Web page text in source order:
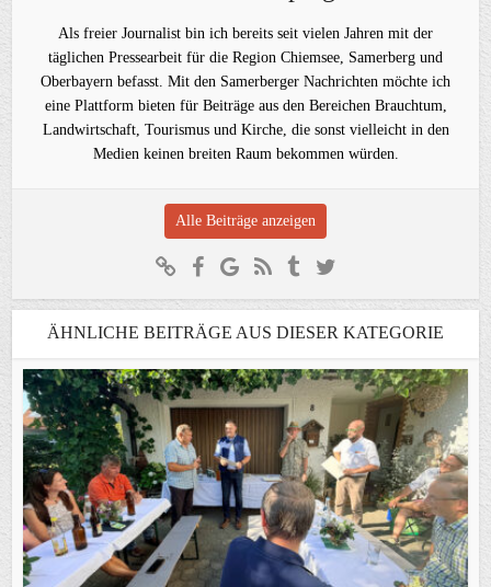
Als freier Journalist bin ich bereits seit vielen Jahren mit der
täglichen Pressearbeit für die Region Chiemsee, Samerberg und
Oberbayern befasst. Mit den Samerberger Nachrichten möchte ich
eine Plattform bieten für Beiträge aus den Bereichen Brauchtum,
Landwirtschaft, Tourismus und Kirche, die sonst vielleicht in den
Medien keinen breiten Raum bekommen würden.
Alle Beiträge anzeigen
ÄHNLICHE BEITRÄGE AUS DIESER KATEGORIE